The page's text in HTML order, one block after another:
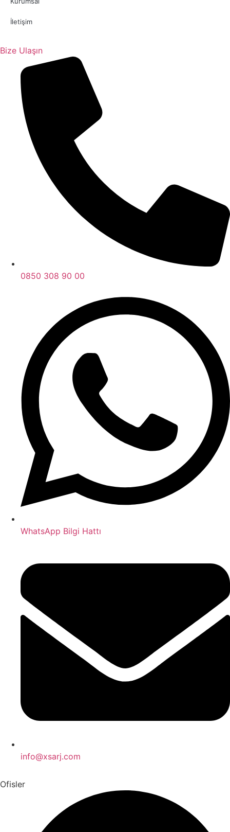
İletişim
Bize Ulaşın
0850 308 90 00
WhatsApp Bilgi Hattı
info@xsarj.com
Ofisler